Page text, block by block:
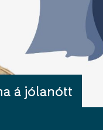
á jólanótt